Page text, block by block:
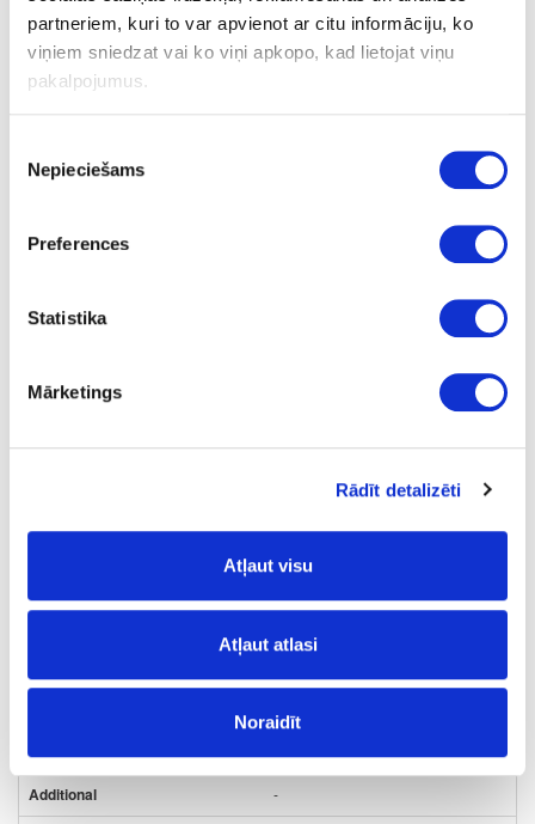
partneriem, kuri to var apvienot ar citu informāciju, ko
viņiem sniedzat vai ko viņi apkopo, kad lietojat viņu
pakalpojumus.
izvēle
Nepieciešams
Preferences
Statistika
Mārketings
Rādīt detalizēti
Atļaut visu
Atļaut atlasi
Noraidīt
Ask question
Share product link
Hard wax oil OSMO Dekorwachs
41-O0095
Hard wax oil OSMO Dekorwachs
Transparent, white
-